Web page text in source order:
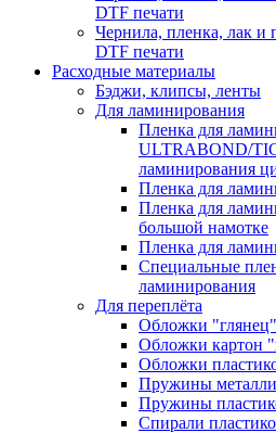
DTF печати
Чернила, пленка, лак и
DTF печати
Расходные материалы
Бэджи, клипсы, ленты
Для ламинирования
Пленка для
ULTRABOND/
ламинирования
Пленка для
Пленка для
большой намотке
Пленка для
Специальные
ламинирования
Для переплёта
Обложки "глянец"
Обложки картон
Обложки
Пружины
Пружины
Спирали